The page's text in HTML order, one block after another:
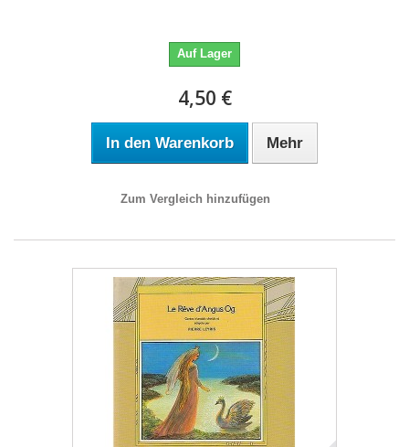
Auf Lager
4,50 €
In den Warenkorb Mehr
Zum Vergleich hinzufügen